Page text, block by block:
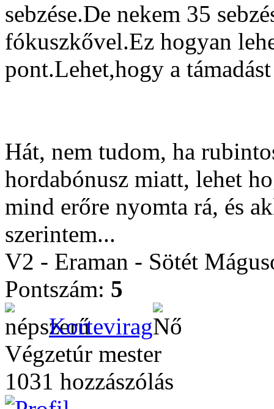
sebzése.De nekem 35
fókuszkővel.Ez hogyan
pont.Lehet,hogy a
Hát, nem tudom, ha
hordabónusz miatt, lehet
mind erőre nyomta rá, és
szerintem...
V2 - Eraman - Sötét
Pontszám: 5
Kortevirag
Végzetúr mester
1031 hozzászólás